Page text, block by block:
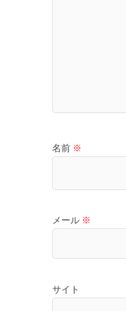
名前 ※
メール ※
サイト